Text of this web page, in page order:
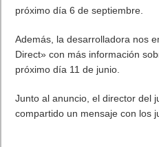
próximo día 6 de septiembre.
Además, la desarrolladora nos
Direct» con más información
próximo día 11 de junio.
Junto al anuncio, el director del
compartido un mensaje con los